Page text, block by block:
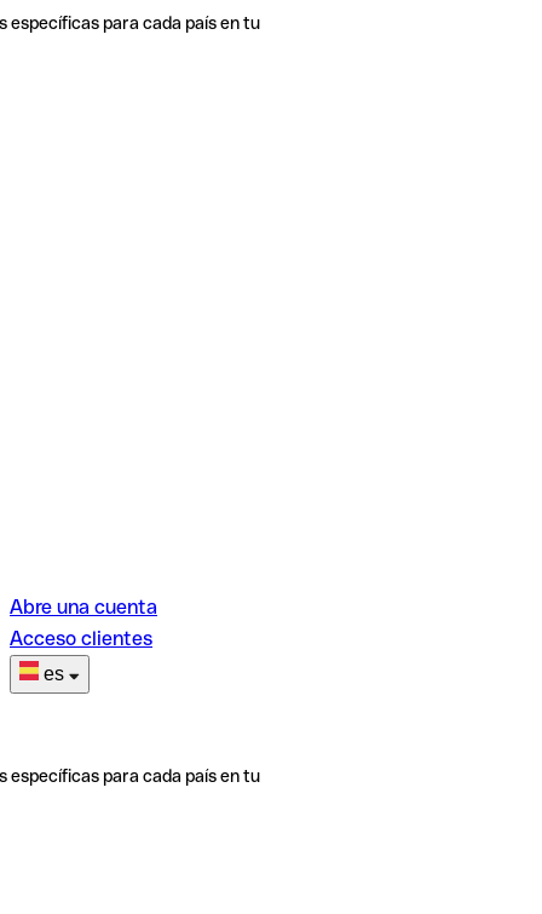
específicas para cada país en tu
Abre una cuenta
Acceso clientes
es
específicas para cada país en tu